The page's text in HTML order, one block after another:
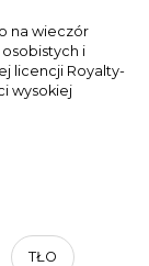
na wieczór
i
licencji Royalty-
wysokiej
TŁO